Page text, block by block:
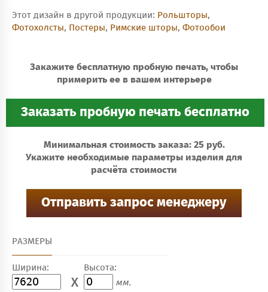
Этот дизайн в другой продукции: Рольшторы,
Фотохолсты, Постеры, Римские шторы, Фотообои
Закажите бесплатную пробную печать, чтобы
примерить ее в вашем интерьере
Минимальная стоимость заказа: 25 руб.
Укажите необходимые параметры изделия для
расчёта стоимости
РАЗМЕРЫ
Ширина:
X
Высота:
мм.